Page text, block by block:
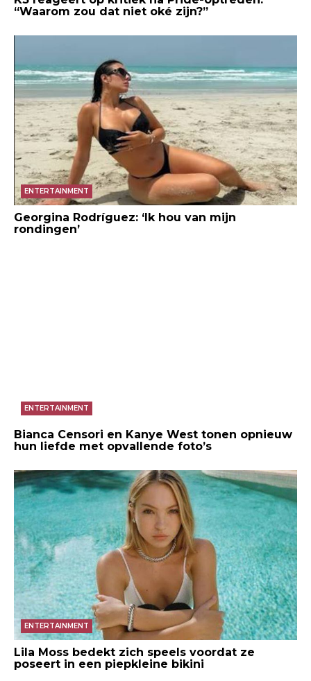
“Waarom zou dat niet oké zijn?”
ENTERTAINMENT
Georgina Rodríguez: ‘Ik hou van mijn
rondingen’
ENTERTAINMENT
Bianca Censori en Kanye West tonen opnieuw
hun liefde met opvallende foto’s
ENTERTAINMENT
Lila Moss bedekt zich speels voordat ze
poseert in een piepkleine bikini